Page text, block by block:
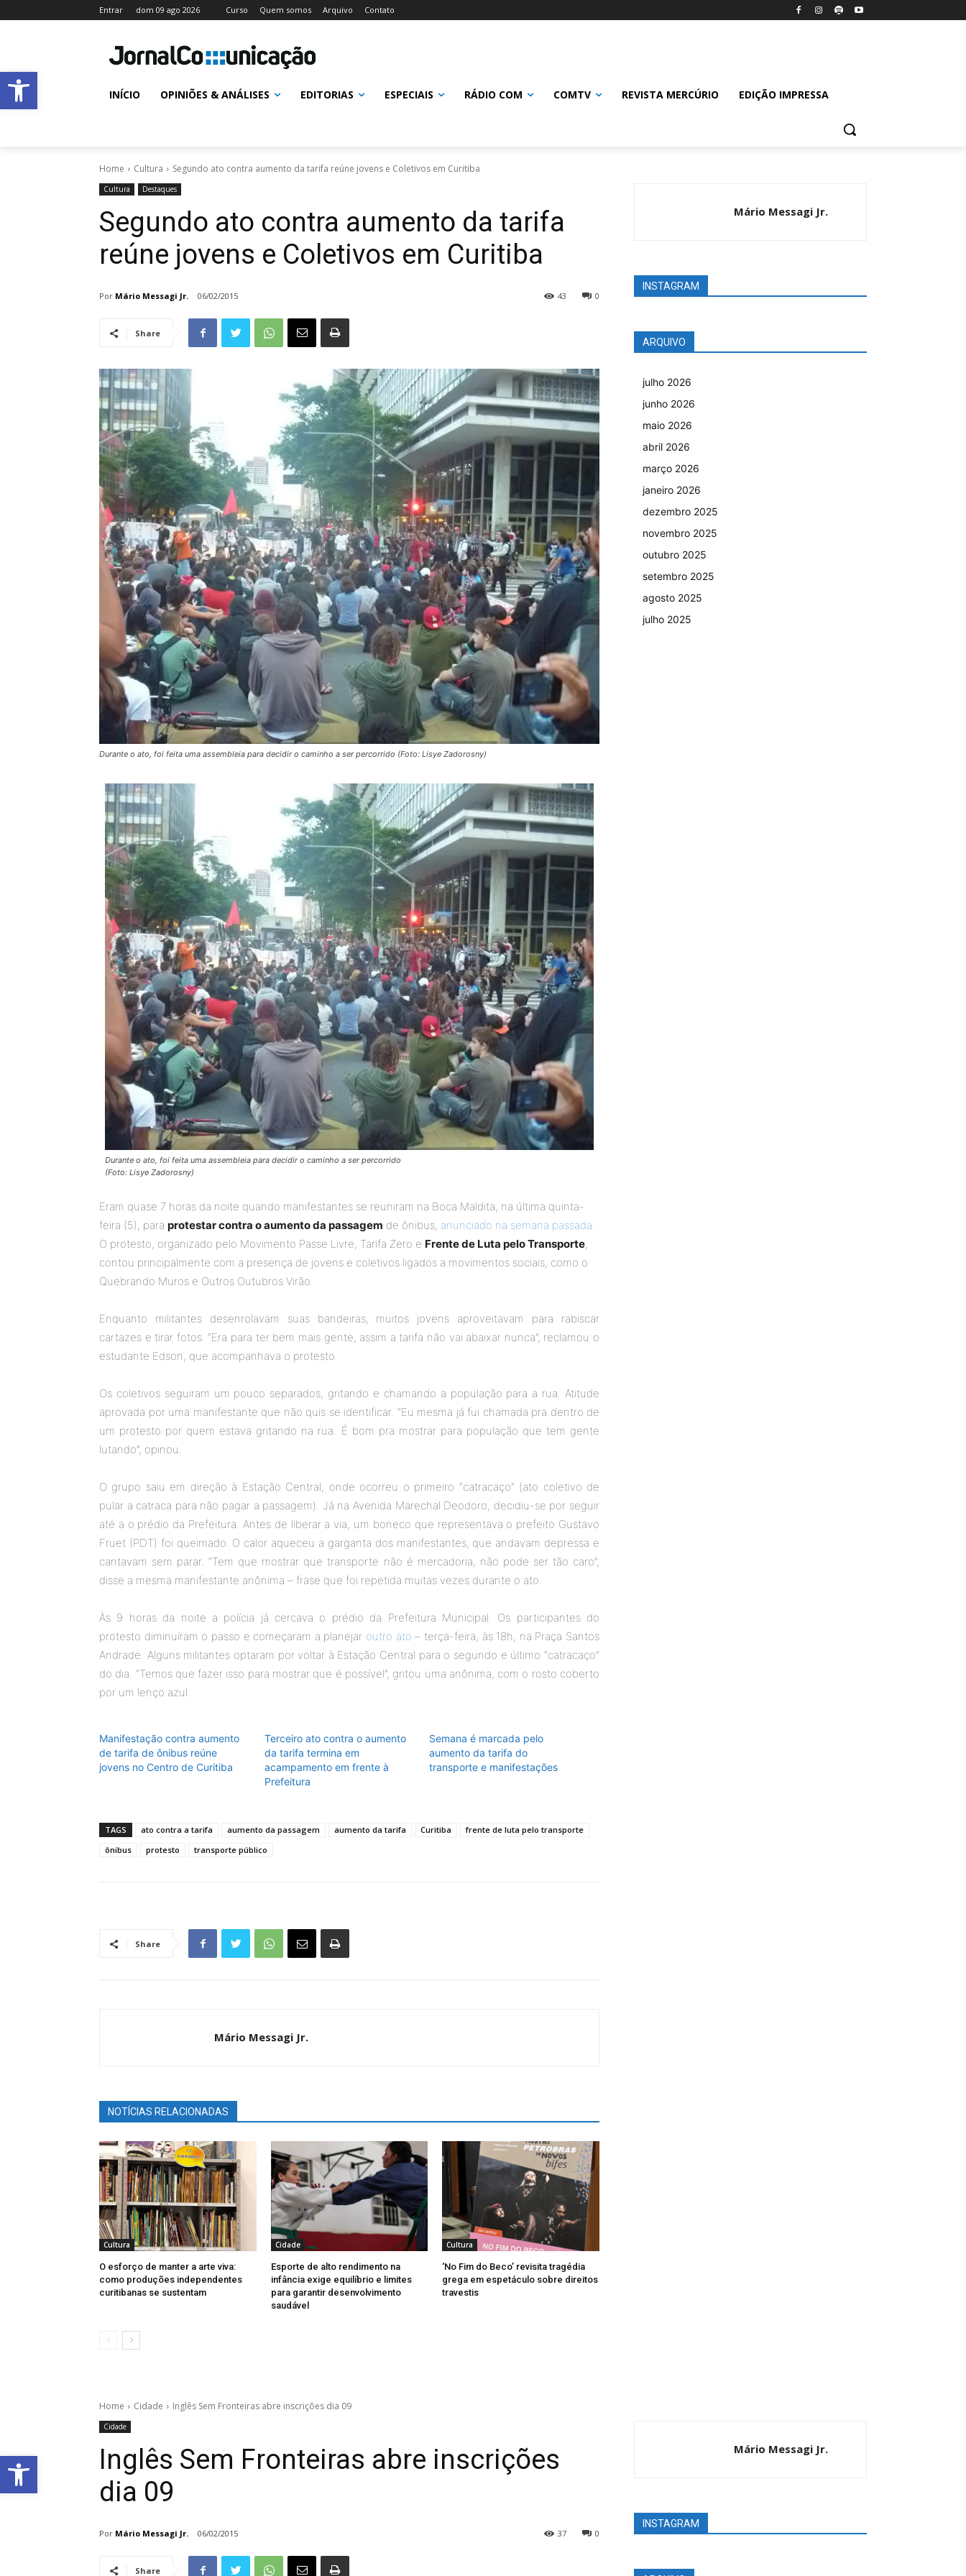
Abrir a barra de ferramentas
Entrar dom 09 ago 2026 Curso Quem somos Arquivo Contato
INÍCIO OPINIÕES & ANÁLISES EDITORIAS ESPECIAIS RÁDIO COM COMTV REVISTA MERCÚRIO EDIÇÃO IMPRESSA
Home Cultura Segundo ato contra aumento da tarifa reúne jovens e Coletivos em Curitiba
Cultura Destaques
Segundo ato contra aumento da tarifa
reúne jovens e Coletivos em Curitiba
Por Mário Messagi Jr. 06/02/2015 0
43
Share
Durante o ato, foi feita uma assembleia para decidir o caminho a ser percorrido (Foto: Lisye Zadorosny)
Durante o ato, foi feita uma assembleia para decidir o caminho a ser percorrido
(Foto: Lisye Zadorosny)
Eram quase 7 horas da noite quando manifestantes se reuniram na Boca Maldita, na última quinta-
feira (5), para protestar contra o aumento da passagem de ônibus, anunciado na semana passada.
O protesto, organizado pelo Movimento Passe Livre, Tarifa Zero e Frente de Luta pelo Transporte,
contou principalmente com a presença de jovens e coletivos ligados a movimentos sociais, como o
Quebrando Muros e Outros Outubros Virão.
Enquanto militantes desenrolavam suas bandeiras, muitos jovens aproveitavam para rabiscar
cartazes e tirar fotos. “Era para ter bem mais gente, assim a tarifa não vai abaixar nunca”, reclamou o
estudante Edson, que acompanhava o protesto.
Os coletivos seguiram um pouco separados, gritando e chamando a população para a rua. Atitude
aprovada por uma manifestante que não quis se identificar. “Eu mesma já fui chamada pra dentro de
um protesto por quem estava gritando na rua. É bom pra mostrar para população que tem gente
lutando”, opinou.
O grupo saiu em direção à Estação Central, onde ocorreu o primeiro “catracaço” (ato coletivo de
pular a catraca para não pagar a passagem). Já na Avenida Marechal Deodoro, decidiu-se por seguir
até a o prédio da Prefeitura. Antes de liberar a via, um boneco que representava o prefeito Gustavo
Fruet (PDT) foi queimado. O calor aqueceu a garganta dos manifestantes, que andavam depressa e
cantavam sem parar. “Tem que mostrar que transporte não é mercadoria, não pode ser tão caro”,
disse a mesma manifestante anônima – frase que foi repetida muitas vezes durante o ato.
Às 9 horas da noite a polícia já cercava o prédio da Prefeitura Municipal. Os participantes do
protesto diminuíram o passo e começaram a planejar outro ato – terça-feira, às 18h, na Praça Santos
Andrade. Alguns militantes optaram por voltar à Estação Central para o segundo e último “catracaço”
do dia. “Temos que fazer isso para mostrar que é possível”, gritou uma anônima, com o rosto coberto
por um lenço azul.
Manifestação contra aumento
de tarifa de ônibus reúne
jovens no Centro de Curitiba
Terceiro ato contra o aumento
da tarifa termina em
acampamento em frente à
Prefeitura
Semana é marcada pelo
aumento da tarifa do
transporte e manifestações
TAGS ato contra a tarifa aumento da passagem aumento da tarifa Curitiba
frente de luta pelo transporte
ônibus
protesto transporte público
Share
Mário Messagi Jr.
NOTÍCIAS RELACIONADAS
Cultura
O esforço de manter a arte viva:
como produções independentes
curitibanas se sustentam
Cidade
Esporte de alto rendimento na
infância exige equilíbrio e limites
para garantir desenvolvimento
saudável
Cultura
‘No Fim do Beco’ revisita tragédia
grega em espetáculo sobre direitos
travestis
Mário Messagi Jr.
INSTAGRAM
ARQUIVO
julho 2026
junho 2026
maio 2026
abril 2026
março 2026
janeiro 2026
dezembro 2025
novembro 2025
outubro 2025
setembro 2025
agosto 2025
julho 2025